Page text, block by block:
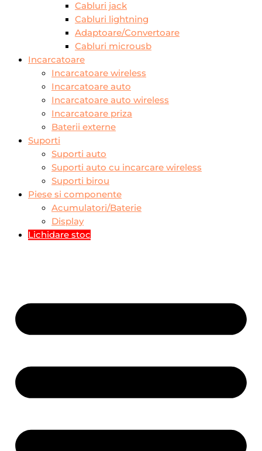
Cabluri jack
Cabluri lightning
Adaptoare/Convertoare
Cabluri microusb
Incarcatoare
Incarcatoare wireless
Incarcatoare auto
Incarcatoare auto wireless
Incarcatoare priza
Baterii externe
Suporti
Suporti auto
Suporti auto cu incarcare wireless
Suporti birou
Piese si componente
Acumulatori/Baterie
Display
Lichidare stoc